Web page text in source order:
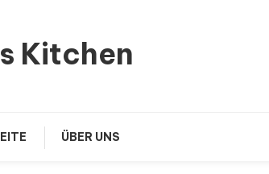
Kitchen
ÜBER UNS